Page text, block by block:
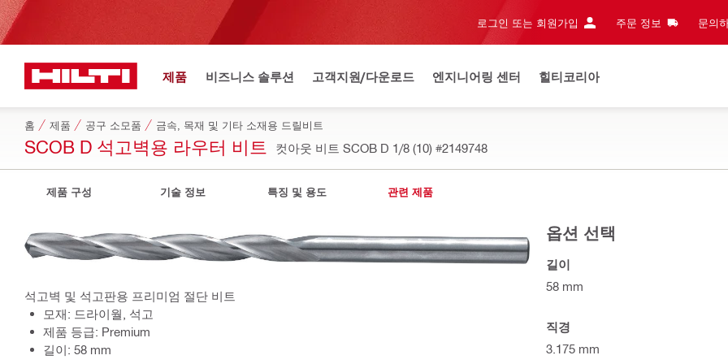
로그인 또는 회원가입 주문 정보 문의
제품 비즈니스 솔루션 고객지원/다운로드 엔지니어링 센터 힐티코리아
홈 제품 공구 소모품 금속, 목재 및 기타 소재용 드릴비트
SCOB D 석고벽용 라우터 비트 컷아웃 비트 SCOB D 1/8 (10) #2149748
제품 구성 기술 정보 특징 및 용도 관련 제품
석고벽 및 석고판용 프리미엄 절단 비트
모재: 드라이월, 석고
제품 등급: Premium
길이: 58 mm
옵션 선택
길이
58 mm
직경
3.175 mm